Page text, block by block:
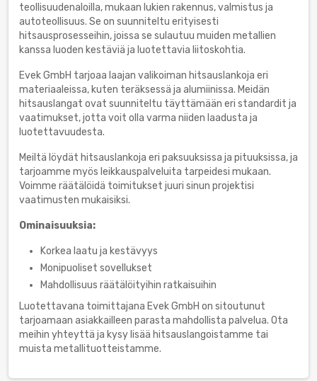
teollisuudenaloilla, mukaan lukien rakennus, valmistus ja
autoteollisuus. Se on suunniteltu erityisesti
hitsausprosesseihin, joissa se sulautuu muiden metallien
kanssa luoden kestäviä ja luotettavia liitoskohtia.
Evek GmbH tarjoaa laajan valikoiman hitsauslankoja eri
materiaaleissa, kuten teräksessä ja alumiinissa. Meidän
hitsauslangat ovat suunniteltu täyttämään eri standardit ja
vaatimukset, jotta voit olla varma niiden laadusta ja
luotettavuudesta.
Meiltä löydät hitsauslankoja eri paksuuksissa ja pituuksissa, ja
tarjoamme myös leikkauspalveluita tarpeidesi mukaan.
Voimme räätälöidä toimitukset juuri sinun projektisi
vaatimusten mukaisiksi.
Ominaisuuksia:
Korkea laatu ja kestävyys
Monipuoliset sovellukset
Mahdollisuus räätälöityihin ratkaisuihin
Luotettavana toimittajana Evek GmbH on sitoutunut
tarjoamaan asiakkailleen parasta mahdollista palvelua. Ota
meihin yhteyttä ja kysy lisää hitsauslangoistamme tai
muista metallituotteistamme.